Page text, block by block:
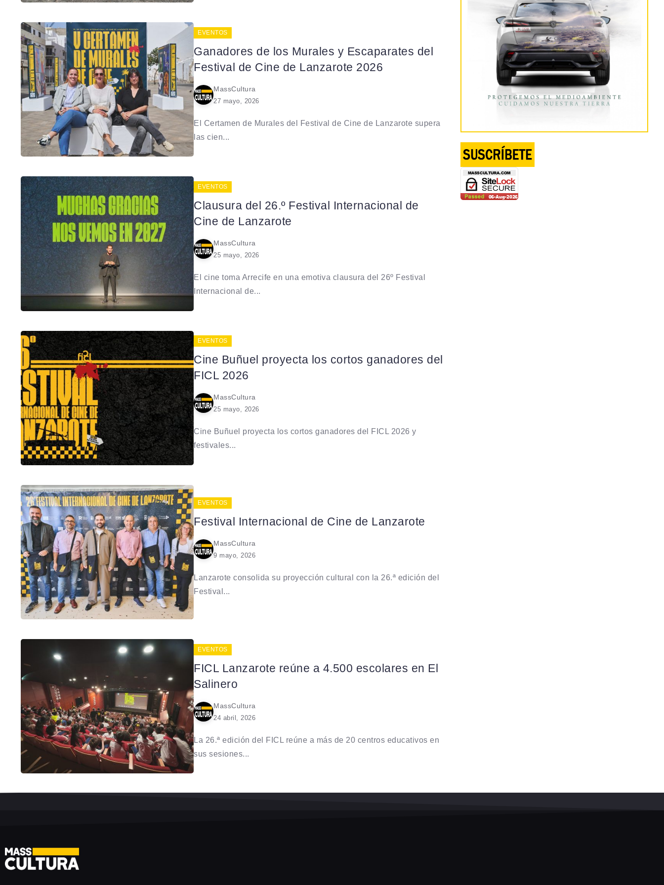
EVENTOS
Ganadores de los Murales y Escaparates del
Festival de Cine de Lanzarote 2026
MassCultura
27 mayo, 2026
El Certamen de Murales del Festival de Cine de Lanzarote supera
las cien...
EVENTOS
Clausura del 26.º Festival Internacional de
Cine de Lanzarote
MassCultura
25 mayo, 2026
El cine toma Arrecife en una emotiva clausura del 26º Festival
Internacional de...
EVENTOS
Cine Buñuel proyecta los cortos ganadores del
FICL 2026
MassCultura
25 mayo, 2026
Cine Buñuel proyecta los cortos ganadores del FICL 2026 y
festivales...
EVENTOS
Festival Internacional de Cine de Lanzarote
MassCultura
9 mayo, 2026
Lanzarote consolida su proyección cultural con la 26.ª edición del
Festival...
EVENTOS
FICL Lanzarote reúne a 4.500 escolares en El
Salinero
MassCultura
24 abril, 2026
La 26.ª edición del FICL reúne a más de 20 centros educativos en
sus sesiones...